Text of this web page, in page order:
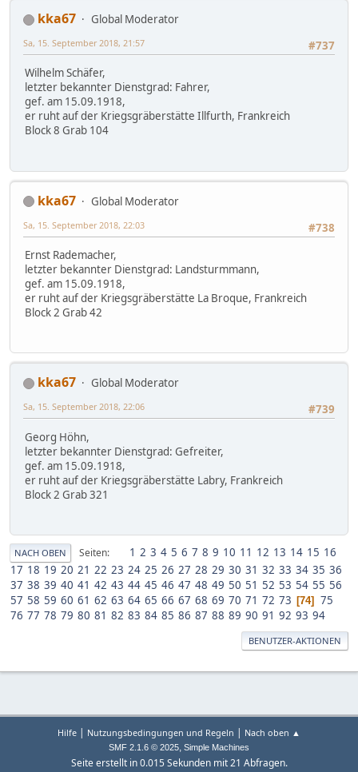
kka67
Global Moderator
#737
Sa, 15. September 2018, 21:57
Wilhelm Schäfer,
letzter bekannter Dienstgrad: Fahrer,
gef. am 15.09.1918,
er ruht auf der Kriegsgräberstätte Illfurth, Frankreich
Block 8 Grab 104
kka67
Global Moderator
#738
Sa, 15. September 2018, 22:03
Ernst Rademacher,
letzter bekannter Dienstgrad: Landsturmmann,
gef. am 15.09.1918,
er ruht auf der Kriegsgräberstätte La Broque, Frankreich
Block 2 Grab 42
kka67
Global Moderator
#739
Sa, 15. September 2018, 22:06
Georg Höhn,
letzter bekannter Dienstgrad: Gefreiter,
gef. am 15.09.1918,
er ruht auf der Kriegsgräberstätte Labry, Frankreich
Block 2 Grab 321
NACH OBEN Seiten 1 2 3 4 5 6 7 8 9 10 11 12 13 14 15 16
17 18 19 20 21 22 23 24 25 26 27 28 29 30 31 32 33 34 35 36
37 38 39 40 41 42 43 44 45 46 47 48 49 50 51 52 53 54 55 56
57 58 59 60 61 62 63 64 65 66 67 68 69 70 71 72 73 74
75
76 77 78 79 80 81 82 83 84 85 86 87 88 89 90 91 92 93 94
BENUTZER-AKTIONEN
Hilfe | Nutzungsbedingungen und Regeln | Nach oben ▲
SMF 2.1.6 © 2025, Simple Machines
Seite erstellt in 0.015 Sekunden mit 21 Abfragen.